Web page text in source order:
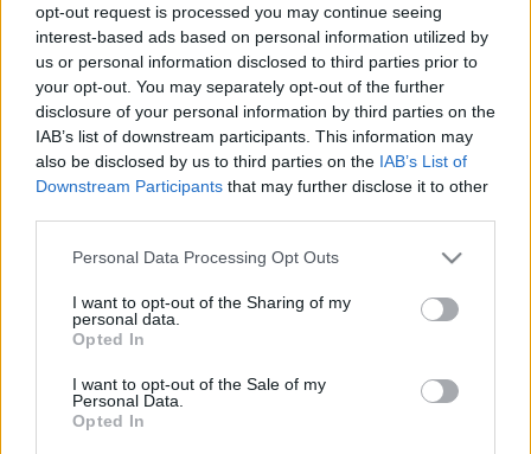
opt-out request is processed you may continue seeing
interest-based ads based on personal information utilized by
us or personal information disclosed to third parties prior to
your opt-out. You may separately opt-out of the further
disclosure of your personal information by third parties on the
IAB’s list of downstream participants. This information may
also be disclosed by us to third parties on the IAB’s List of
Downstream Participants that may further disclose it to other
Please note that this website/app uses one or more Google
not limited to your visit or usage behaviour. You may click to
grant or deny consent to Google and its third-party tags to
use your data for below specified purposes in below Google
consent section.
Personal Data Processing Opt Outs
I want to opt-out of the Sharing of my
personal data.
Opted In
I want to opt-out of the Sale of my
Personal Data.
Opted In
Kaczmarek több mint hetven lengyel és külföldi
filmalkotáshoz komponált zenét. 2005-ben Oscar-díjjal
tüntették ki a Marc Forster német–svájci rendezőÉn, Pán
Pétercímű filmjéhez szerzett zenéért.
Alkotásaiért számos más díjat is kapott, jelölték Golden
Globe-díjra és BAFTA-díjra is. A művész a 2011-ben a
nyugat-lengyelországi Poznań városában induló
Transatlantyk nemzetközi film- és zenei fesztivál
kezdeményezője és igazgatója is volt.